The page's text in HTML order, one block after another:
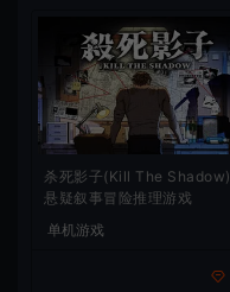
杀死影子(Kill The Shadow)
悬疑叙事冒险推理游戏
单机游戏